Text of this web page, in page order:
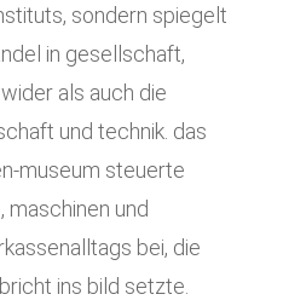
sondern spiegelt
in gesellschaft,
als auch die
und technik. das
museum steuerte
maschinen und
bei, die
ins bild setzte.